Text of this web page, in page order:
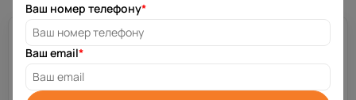
Потрібна допомога?
Залиш свій номер телефону, і ми зв’яжемося з тобою за
декілька хвилин.
Ваш номер телефону*
Ваш email*